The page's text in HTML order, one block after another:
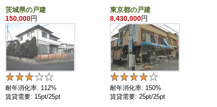
茨城県の戸建
150,000円
耐年消化率: 112%
賃貸需要: 15pt/25pt
東京都の戸建
8,430,000円
耐年消化率: 150%
賃貸需要: 25pt/25pt